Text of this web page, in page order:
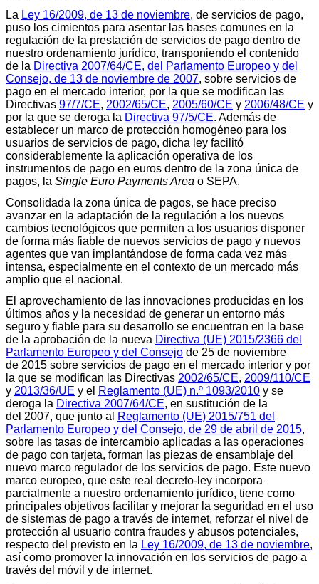
La Ley 16/2009, de 13 de noviembre, de servicios de pago,
puso los cimientos para asentar las bases comunes en la
regulación de la prestación de servicios de pago dentro de
nuestro ordenamiento jurídico, transponiendo el contenido
de la Directiva 2007/64/CE, del Parlamento Europeo y del
Consejo, de 13 de noviembre de 2007, sobre servicios de
pago en el mercado interior, por la que se modifican las
Directivas 97/7/CE, 2002/65/CE, 2005/60/CE y 2006/48/CE y
por la que se deroga la Directiva 97/5/CE. Además de
establecer un marco de protección homogéneo para los
usuarios de servicios de pago, dicha ley facilitó
considerablemente la aplicación operativa de los
instrumentos de pago en euros dentro de la zona única de
pagos, la Single Euro Payments Area o SEPA.
Consolidada la zona única de pagos, se hace preciso
avanzar en la adaptación de la regulación a los nuevos
cambios tecnológicos que permiten a los usuarios disponer
de forma más fiable de nuevos servicios de pago y nuevos
agentes que van implantándose de forma cada vez más
intensa, especialmente en el contexto de un mercado más
amplio que el nacional.
El aprovechamiento de las innovaciones producidas en los
últimos años y la necesidad de generar un entorno más
seguro y fiable para su desarrollo se encuentran en la base
de la aprobación de la nueva Directiva (UE) 2015/2366 del
Parlamento Europeo y del Consejo de 25 de noviembre
de 2015 sobre servicios de pago en el mercado interior y por
la que se modifican las Directivas 2002/65/CE, 2009/110/CE
y 2013/36/UE y el Reglamento (UE) n.º 1093/2010 y se
deroga la Directiva 2007/64/CE, en sustitución de la
del 2007, que junto al
Reglamento (UE) 2015/751 del
Parlamento Europeo y del Consejo, de 29 de abril de 2015,
sobre las tasas de intercambio aplicadas a las operaciones
de pago con tarjeta, forman las piezas de ensamblaje del
nuevo marco regulador de los servicios de pago. Este nuevo
marco europeo, que este real decreto-ley incorpora
parcialmente a nuestro ordenamiento jurídico, tiene como
principales objetivos facilitar y mejorar la seguridad en el uso
de sistemas de pago a través de internet, reforzar el nivel de
protección al usuario contra fraudes y abusos potenciales,
respecto del previsto en la Ley 16/2009, de 13 de noviembre,
así como promover la innovación en los servicios de pago a
través del móvil y de internet.